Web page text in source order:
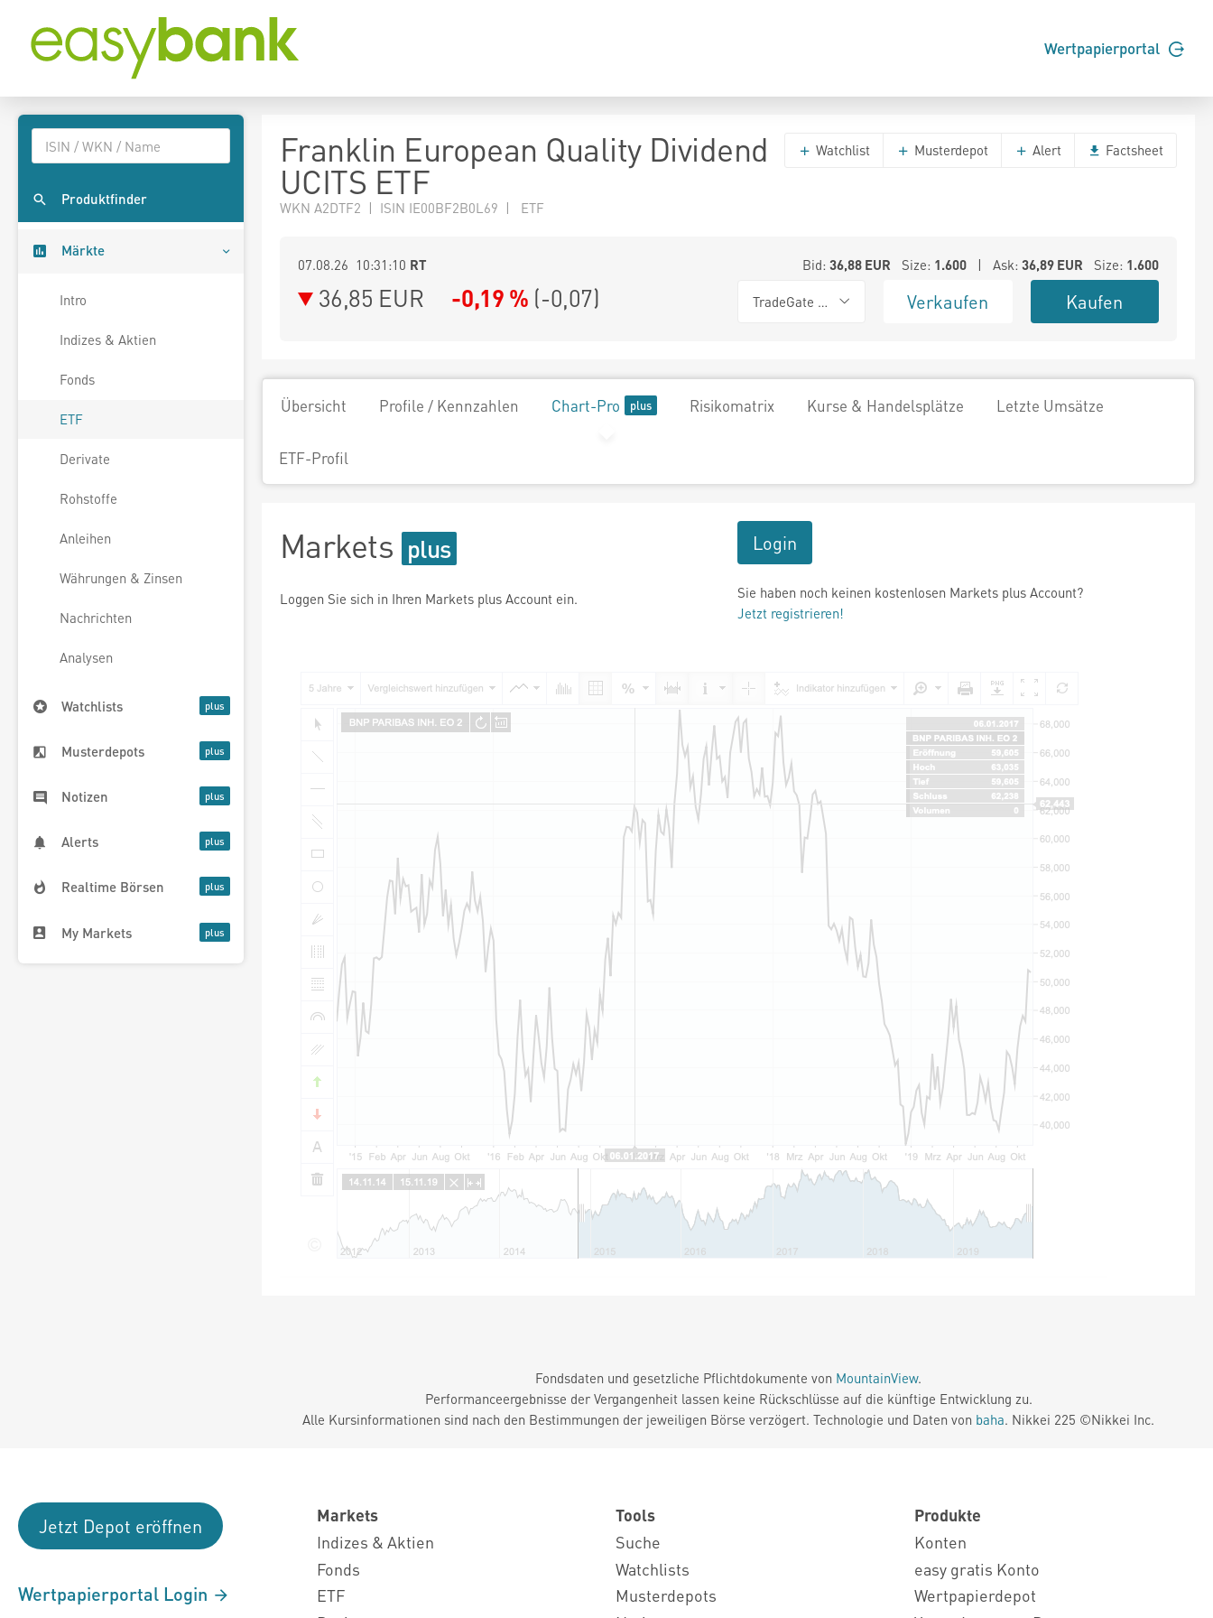
Wertpapierportal
Produktfinder
Märkte
Intro
Indizes & Aktien
Fonds
ETF
Derivate
Rohstoffe
Anleihen
Währungen & Zinsen
Nachrichten
Analysen
Watchlists
Musterdepots
Notizen
Alerts
Realtime Börsen
My Markets
Franklin European Quality Dividend
UCITS ETF
WKN A2DTF2 | ISIN IE00BF2B0L69 | ETF
Watchlist Musterdepot Alert Factsheet
07.08.26 10:31:10 RT Bid: 36,88EUR Size: 1.600| Ask: 36,89EUR Size: 1.600
36,85 EUR -0,19 % (-0,07) TradeGate BSX Verkaufen Kaufen
Übersicht Profile / Kennzahlen Chart-Pro Risikomatrix Kurse & Handelsplätze Letzte Umsätze
ETF-Profil
Markets
Loggen Sie sich in Ihren Markets plus Account ein.
Login
Sie haben noch keinen kostenlosen Markets plus Account?
Jetzt registrieren!
Fondsdaten und gesetzliche Pflichtdokumente von MountainView.
Performanceergebnisse der Vergangenheit lassen keine Rückschlüsse auf die künftige Entwicklung zu.
Alle Kursinformationen sind nach den Bestimmungen der jeweiligen Börse verzögert. Technologie und Daten von baha. Nikkei 225 ©Nikkei Inc.
Jetzt Depot eröffnen
Wertpapierportal Login
Markets
Indizes & Aktien
Fonds
ETF
Tools
Suche
Watchlists
Musterdepots
Produkte
Konten
easy gratis Konto
Wertpapierdepot